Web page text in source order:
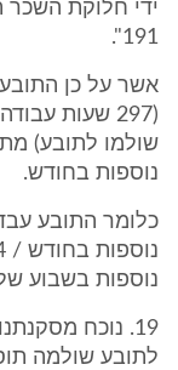
ידי חלוקת
191".
נוספות בחודש.
נוספות בשבוע של 125% ו- 10 שעות בשבוע של
לתובע שולמה